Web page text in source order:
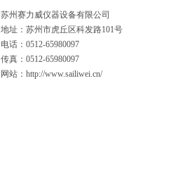
苏州赛力威仪器设备有限公司
地址：苏州市虎丘区科发路101号
电话：0512-65980097
传真：0512-65980097
网站：http://www.sailiwei.cn/